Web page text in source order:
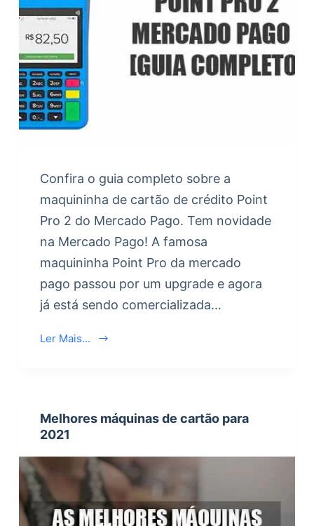
Confira o guia completo sobre a
maquininha de cartão de crédito Point
Pro 2 do Mercado Pago. Tem novidade
na Mercado Pago! A famosa
maquininha Point Pro da mercado
pago passou por um upgrade e agora
já está sendo comercializada…
Ler Mais...
Melhores máquinas de cartão para
2021